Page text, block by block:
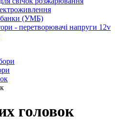
(УМБ)
- перетворювачі напруги 12v
головок